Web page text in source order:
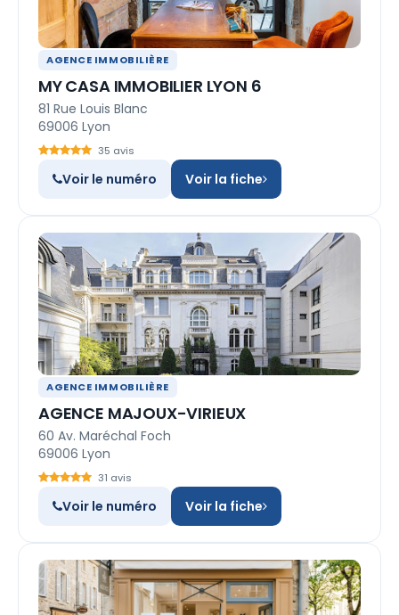
AGENCE IMMOBILIÈRE
MY CASA IMMOBILIER LYON 6
81 Rue Louis Blanc
69006 Lyon
35 avis
Voir le numéro Voir la fiche
AGENCE IMMOBILIÈRE
AGENCE MAJOUX-VIRIEUX
60 Av. Maréchal Foch
69006 Lyon
31 avis
Voir le numéro Voir la fiche